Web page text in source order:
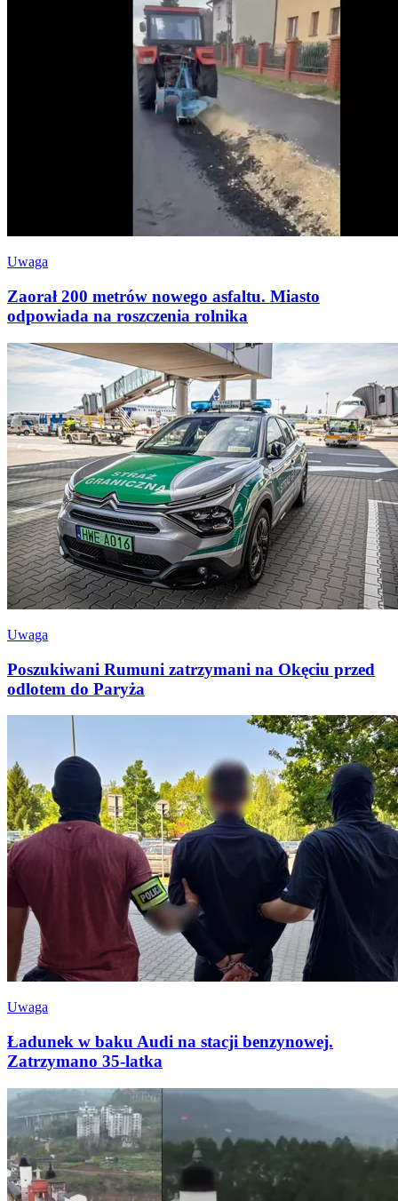
Uwaga
Zaorał 200 metrów nowego asfaltu. Miasto
odpowiada na roszczenia rolnika
Uwaga
Poszukiwani Rumuni zatrzymani na Okęciu przed
odlotem do Paryża
Uwaga
Ładunek w baku Audi na stacji benzynowej.
Zatrzymano 35-latka